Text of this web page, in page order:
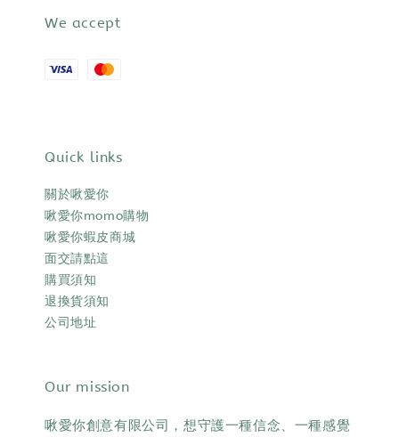
We accept
Quick links
關於啾愛你
啾愛你momo購物
啾愛你蝦皮商城
面交請點這
購買須知
退換貨須知
公司地址
Our mission
啾愛你創意有限公司，想守護一種信念、一種感覺